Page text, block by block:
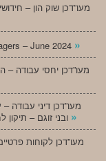
מעו”דכן שוק הון –
– June 2024 »
מעו”דכן יחסי עבודה –
מעו”דכן דיני
»
מעו”דכן לקוחות